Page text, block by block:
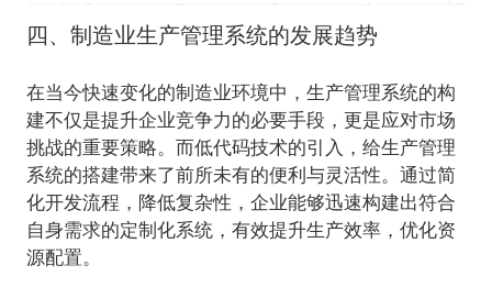
四、制造业生产管理系统的发展趋势
在当今快速变化的制造业环境中，生产管理系统的构
建不仅是提升企业竞争力的必要手段，更是应对市场
挑战的重要策略。而低代码技术的引入，给生产管理
系统的搭建带来了前所未有的便利与灵活性。通过简
化开发流程，降低复杂性，企业能够迅速构建出符合
自身需求的定制化系统，有效提升生产效率，优化资
源配置。